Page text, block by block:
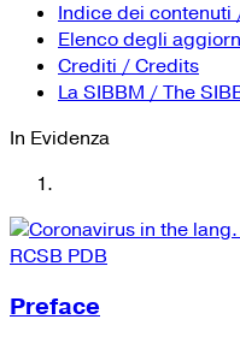
Tutti i siti Zanichelli per la
Collezioni Università
Facebook
Twitter
Instagram
Instagram scuola
Mail
Indice dei contenuti
Elenco degli
Crediti / Credits
La SIBBM / The
In Evidenza
Preface